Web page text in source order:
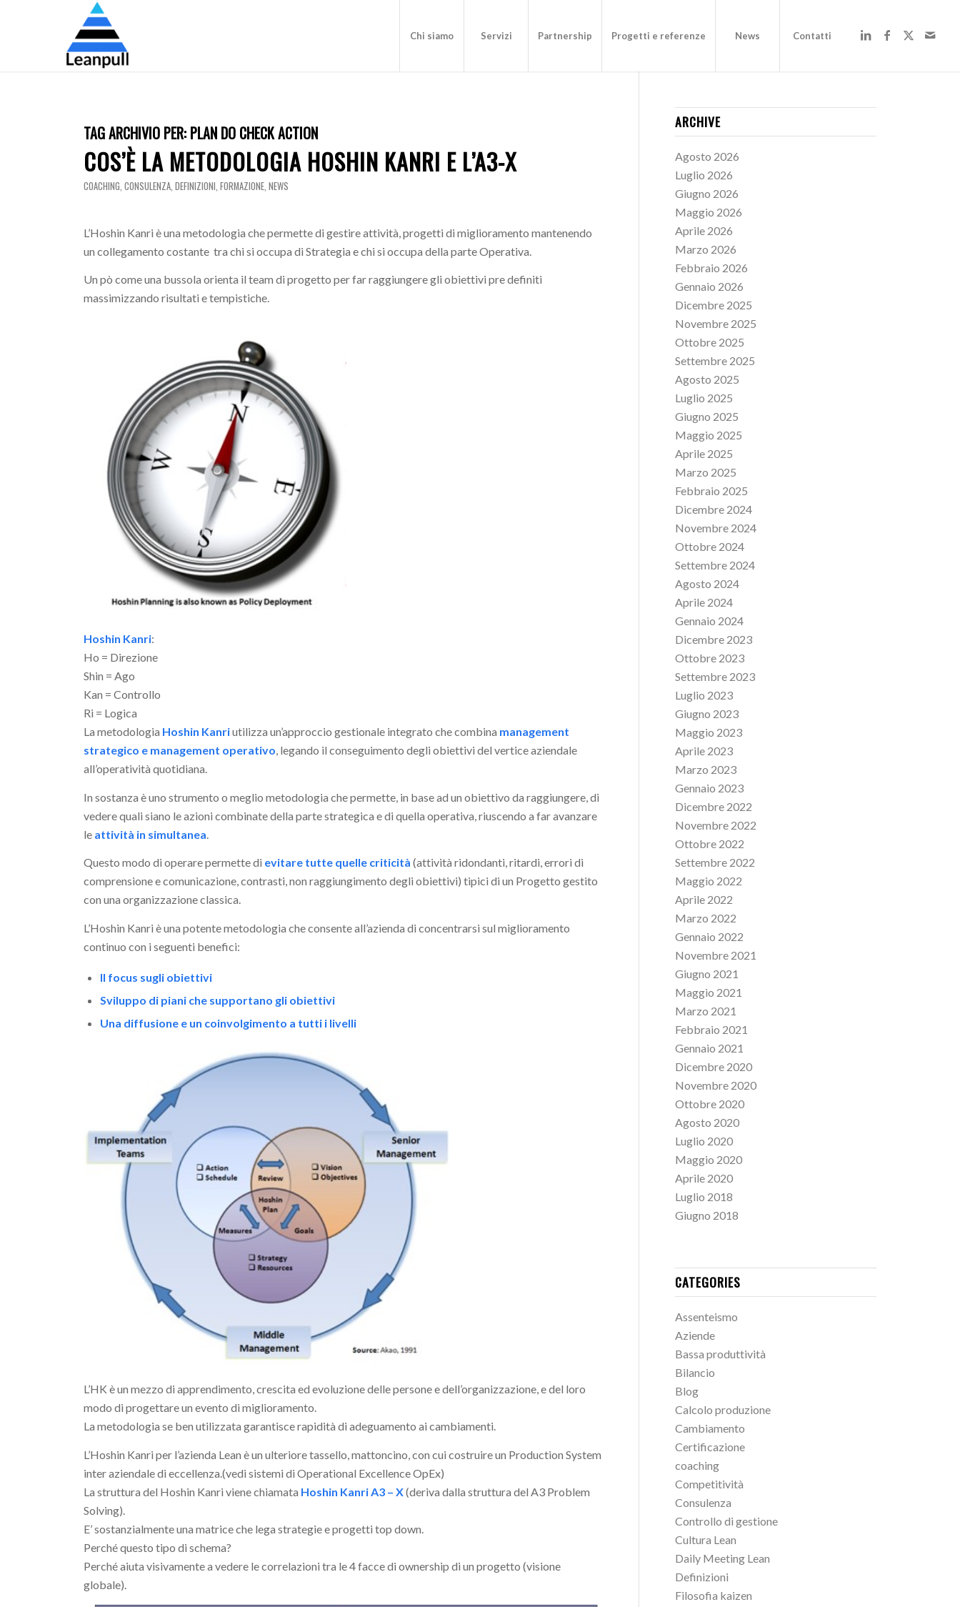
Chi siamo Servizi Partnership Progetti e referenze News Contatti
TAG ARCHIVIO PER: PLAN DO CHECK ACTION
COS’È LA METODOLOGIA HOSHIN KANRI E L’A3-X
COACHING,CONSULENZA,DEFINIZIONI,FORMAZIONE,NEWS
L’Hoshin Kanri è una metodologia che permette di gestire attività, progetti di miglioramento mantenendo
un collegamento costante tra chi si occupa di Strategia e chi si occupa della parte Operativa.
Un pò come una bussola orienta il team di progetto per far raggiungere gli obiettivi pre definiti
massimizzando risultati e tempistiche.
Hoshin Kanri:
Ho = Direzione
Shin = Ago
Kan = Controllo
Ri = Logica
La metodologia Hoshin Kanriutilizza un’approccio gestionale integrato che combina management
strategico e management operativo, legando il conseguimento degli obiettivi del vertice aziendale
all’operatività quotidiana.
In sostanza è uno strumento o meglio metodologia che permette, in base ad un obiettivo da raggiungere, di
vedere quali siano le azioni combinate della parte strategica e di quella operativa, riuscendo a far avanzare
le attività in simultanea.
Questo modo di operare permette di evitare tutte quelle criticità (attività ridondanti, ritardi, errori di
comprensione e comunicazione, contrasti, non raggiungimento degli obiettivi) tipici di un Progetto gestito
con una organizzazione classica.
L’Hoshin Kanri è una potente metodologia che consente all’azienda di concentrarsi sul miglioramento
continuo con i seguenti benefici:
Il focus sugli obiettivi
Sviluppo di piani che supportano gli obiettivi
Una diffusione e un coinvolgimento a tutti i livelli
L’HK è un mezzo di apprendimento, crescita ed evoluzione delle persone e dell’organizzazione, e del loro
modo di progettare un evento di miglioramento.
La metodologia se ben utilizzata garantisce rapidità di adeguamento ai cambiamenti.
L’Hoshin Kanri per l’azienda Lean è un ulteriore tassello, mattoncino, con cui costruire un Production System
inter aziendale di eccellenza.(vedi sistemi di Operational Excellence OpEx)
La struttura del Hoshin Kanri viene chiamata Hoshin Kanri A3 – X(deriva dalla struttura del A3 Problem
Solving).
E’ sostanzialmente una matrice che lega strategie e progetti top down.
Perché questo tipo di schema?
Perché aiuta visivamente a vedere le correlazioni tra le 4 facce di ownership di un progetto (visione
globale).
ARCHIVE
Agosto 2026
Luglio 2026
Giugno 2026
Maggio 2026
Aprile 2026
Marzo 2026
Febbraio 2026
Gennaio 2026
Dicembre 2025
Novembre 2025
Ottobre 2025
Settembre 2025
Agosto 2025
Luglio 2025
Giugno 2025
Maggio 2025
Aprile 2025
Marzo 2025
Febbraio 2025
Dicembre 2024
Novembre 2024
Ottobre 2024
Settembre 2024
Agosto 2024
Aprile 2024
Gennaio 2024
Dicembre 2023
Ottobre 2023
Settembre 2023
Luglio 2023
Giugno 2023
Maggio 2023
Aprile 2023
Marzo 2023
Gennaio 2023
Dicembre 2022
Novembre 2022
Ottobre 2022
Settembre 2022
Maggio 2022
Aprile 2022
Marzo 2022
Gennaio 2022
Novembre 2021
Giugno 2021
Maggio 2021
Marzo 2021
Febbraio 2021
Gennaio 2021
Dicembre 2020
Novembre 2020
Ottobre 2020
Agosto 2020
Luglio 2020
Maggio 2020
Aprile 2020
Luglio 2018
Giugno 2018
CATEGORIES
Assenteismo
Aziende
Bassa produttività
Bilancio
Blog
Calcolo produzione
Cambiamento
Certificazione
coaching
Competitività
Consulenza
Controllo di gestione
Cultura Lean
Daily Meeting Lean
Definizioni
Filosofia kaizen